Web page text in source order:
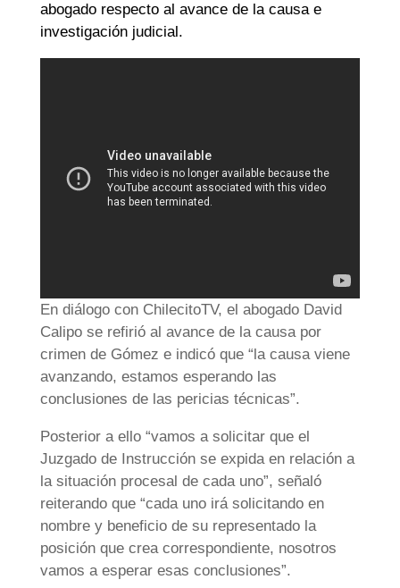
abogado respecto al avance de la causa e
investigación judicial.
En diálogo con ChilecitoTV, el abogado David
Calipo se refirió al avance de la causa por
crimen de Gómez e indicó que “la causa viene
avanzando, estamos esperando las
conclusiones de las pericias técnicas”.
Posterior a ello “vamos a solicitar que el
Juzgado de Instrucción se expida en relación a
la situación procesal de cada uno”, señaló
reiterando que “cada uno irá solicitando en
nombre y beneficio de su representado la
posición que crea correspondiente, nosotros
vamos a esperar esas conclusiones”.